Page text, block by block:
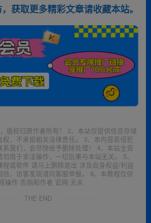
获取更多精彩文章请收藏本站。
版权归原作者所有！ 2、本站仅提供信息存储
权，不承担相关法律责任。 3、本内容若侵犯
系我们，会尽快给予删除处理！ 4、本站全资
用于非法操作，一切后果与本站无关。 5、
程或软件 请马上删除退出 涉及自身权益/利益
信，访客发现请向客服举报。 6、本教程仅供
操作 否则和作者 官网 无关
THE END